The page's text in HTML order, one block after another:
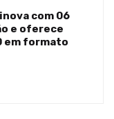
com 06
e oferece
em formato